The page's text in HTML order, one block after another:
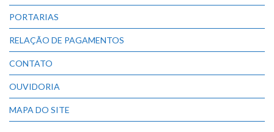
PORTARIAS
RELAÇÃO DE PAGAMENTOS
CONTATO
OUVIDORIA
MAPA DO SITE